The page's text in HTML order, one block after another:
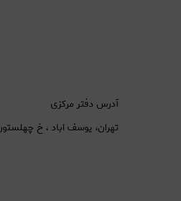
آدرس دفتر مرکزی
تهران، یوسف اباد ، خ چهلستون